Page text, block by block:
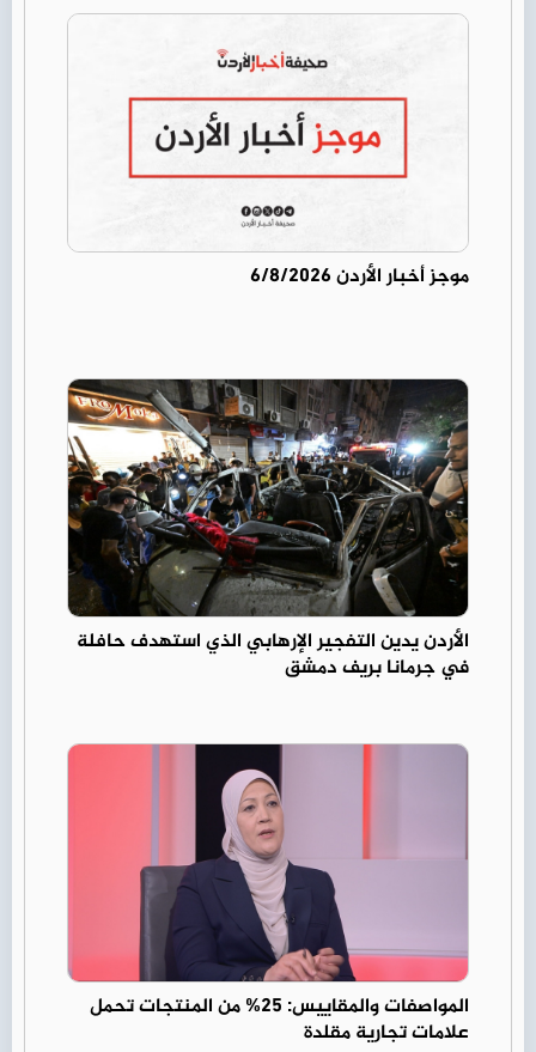
موجز أخبار الأردن 6/8/2026
الأردن يدين التفجير الإرهابي الذي استهدف حافلة
في جرمانا بريف دمشق
المواصفات والمقاييس: 25% من المنتجات تحمل
علامات تجارية مقلدة